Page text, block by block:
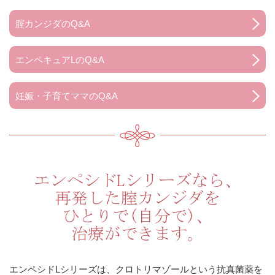
腟カンジダのQ&A
エンペキュアLのQ&A
妊娠・子育てママのQ&A
エンペシドLシリーズなら、
再発した腟カンジダを
ひとりで(自分で)、
治療ができます。
エンペシドLシリーズは、クロトリマゾールという抗真菌薬を